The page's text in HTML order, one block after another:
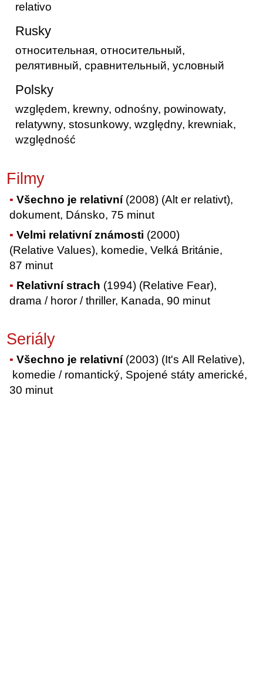
relativo
Rusky
относительная, относительный,
релятивный, сравнительный, условный
Polsky
względem, krewny, odnośny, powinowaty,
relatywny, stosunkowy, względny, krewniak,
względność
Filmy
Všechno je relativní(2008) (Alt er relativt),
dokument, Dánsko, 75 minut
Velmi relativní známosti (2000)
(Relative Values), komedie, Velká Británie,
87 minut
Relativní strach (1994) (Relative Fear),
drama / horor / thriller, Kanada, 90 minut
Seriály
Všechno je relativní(2003) (It's All Relative),
komedie / romantický, Spojené státy americké,
30 minut